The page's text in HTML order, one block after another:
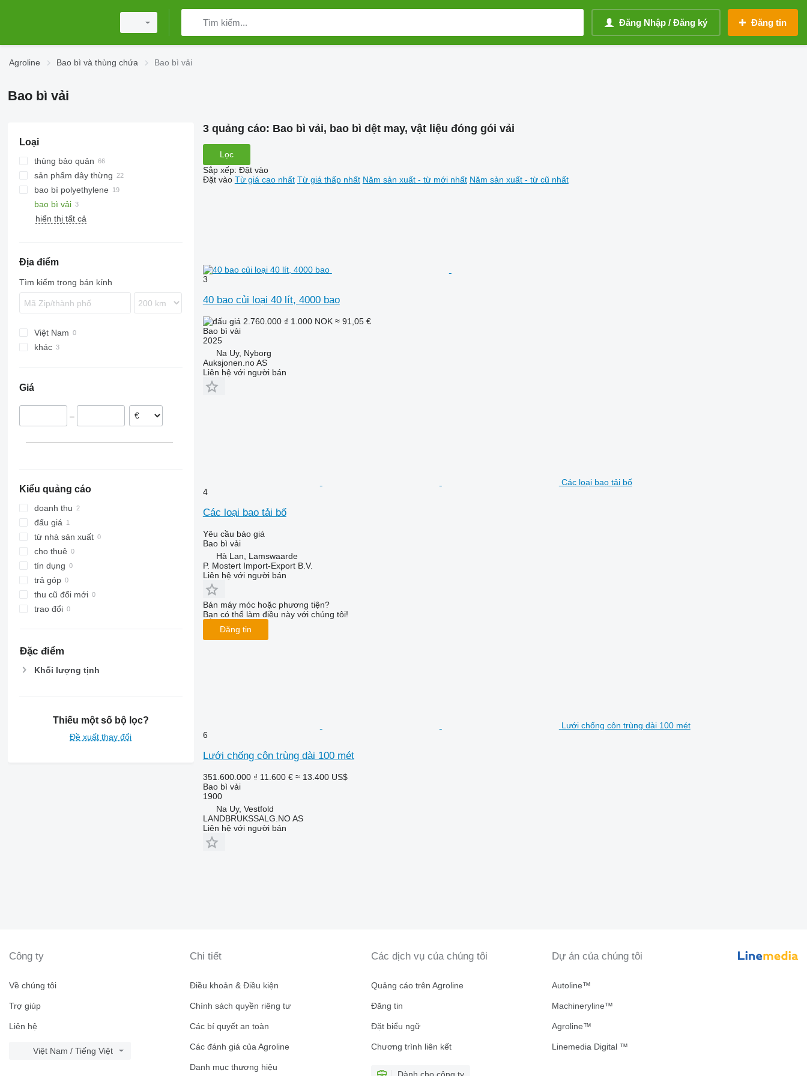
Đăng Nhập / Đăng ký Đăng tin
Agroline Bao bì và thùng chứa Bao bì vải
Bao bì vải
Loại
thùng bảo quản
sản phẩm dây thừng
bao bì polyethylene
bao bì vải
hiển thị tất cả
Địa điểm
Tìm kiếm trong bán kính
Việt Nam
khác
Giá
–
Kiểu quảng cáo
doanh thu
đấu giá
từ nhà sản xuất
cho thuê
tín dụng
trả góp
thu cũ đổi mới
trao đổi
Đặc điểm
Khối lượng tịnh
Thiếu một số bộ lọc?
Đề xuất thay đổi
3 quảng cáo: Bao bì vải, bao bì dệt may, vật liệu đóng gói vải
Lọc
Sắp xếp: Đặt vào
Đặt vào Từ giá cao nhất Từ giá thấp nhất Năm sản xuất - từ mới nhất Năm sản xuất - từ cũ nhất
3
40 bao củi loại 40 lít, 4000 bao
2.760.000 ₫ 1.000 NOK ≈ 91,05 €
Bao bì vải
2025
Na Uy, Nyborg
Auksjonen.no AS
Liên hệ với người bán
Các loại bao tải bố
4
Các loại bao tải bố
Yêu cầu báo giá
Bao bì vải
Hà Lan, Lamswaarde
P. Mostert Import-Export B.V.
Liên hệ với người bán
Bán máy móc hoặc phương tiện?
Bạn có thể làm điều này với chúng tôi!
Đăng tin
Lưới chống côn trùng dài 100 mét
6
Lưới chống côn trùng dài 100 mét
351.600.000 ₫ 11.600 € ≈ 13.400 US$
Bao bì vải
1900
Na Uy, Vestfold
LANDBRUKSSALG.NO AS
Liên hệ với người bán
Công ty
Về chúng tôi
Trợ giúp
Liên hệ
Việt Nam / Tiếng Việt
Chi tiết
Điều khoản & Điều kiện
Chính sách quyền riêng tư
Các bí quyết an toàn
Các đánh giá của Agroline
Danh mục thương hiệu
Các dịch vụ của chúng tôi
Quảng cáo trên Agroline
Đăng tin
Đặt biểu ngữ
Chương trình liên kết
Dự án của chúng tôi
Autoline™
Machineryline™
Agroline™
Linemedia Digital ™